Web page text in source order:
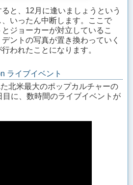
と、12月に逢いましょうという
いったん中断します。ここで
ジョーカーが対立しているこ
ントの写真が置き換わっていく
われたことになります。
ライブイベント
北米最大のポップカルチャーの
に、数時間のライブイベントが